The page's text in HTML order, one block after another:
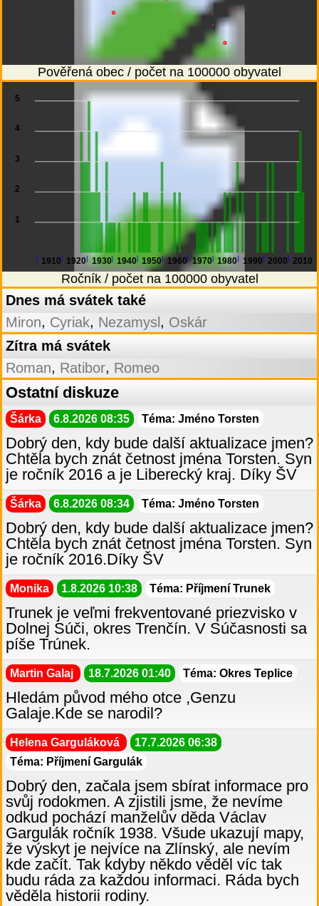
Pověřená obec / počet na 100000 obyvatel
1910 1920 1930 1940 1950 1960 1970 1980 1990 2000 2010
1
2
3
4
5
Ročník / počet na 100000 obyvatel
Dnes má svátek také
Miron, Cyriak, Nezamysl , Oskár
Zítra má svátek
Roman, Ratibor, Romeo
Ostatní diskuze
Šárka 6.8.2026 08:35 Téma: Jméno Torsten
Dobrý den, kdy bude další aktualizace jmen?
Chtěla bych znát četnost jména Torsten. Syn
je ročník 2016 a je Liberecký kraj. Díky ŠV
Šárka 6.8.2026 08:34 Téma: Jméno Torsten
Dobrý den, kdy bude další aktualizace jmen?
Chtěla bych znát četnost jména Torsten. Syn
je ročník 2016.Díky ŠV
Monika 1.8.2026 10:38 Téma: Příjmení Trunek
Trunek je veľmi frekventované priezvisko v
Dolnej Súči, okres Trenčín. V Súčasnosti sa
píše Trúnek.
Martin Galaj 18.7.2026 01:40 Téma: Okres Teplice
Hledám původ mého otce ,Genzu
Galaje.Kde se narodil?
Helena Garguláková
17.7.2026 06:38
Téma: Příjmení Gargulák
Dobrý den, začala jsem sbírat informace pro
svůj rodokmen. A zjistili jsme, že nevíme
odkud pochází manželův děda Václav
Gargulák ročník 1938. Všude ukazují mapy,
že výskyt je nejvíce na Zlínský, ale nevím
kde začít. Tak kdyby někdo věděl víc tak
budu ráda za každou informaci. Ráda bych
věděla historii rodiny.